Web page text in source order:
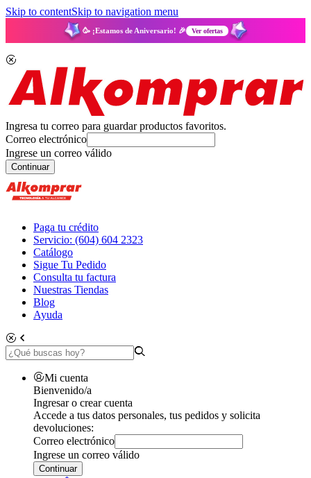
Skip to contentSkip to navigation menu
🥳 ¡Estamos de Aniversario! 🎉 Ver ofertas
Ingresa tu correo para guardar productos favoritos.
Correo electrónico
Ingrese un correo válido
Continuar
Paga tu crédito
Servicio: (604) 604 2323
Catálogo
Sigue Tu Pedido
Consulta tu factura
Nuestras Tiendas
Blog
Ayuda
Mi cuenta
Bienvenido/a
Ingresar o crear cuenta
Accede a tus datos personales, tus pedidos y solicita
devoluciones:
Correo electrónico
Ingrese un correo válido
Continuar